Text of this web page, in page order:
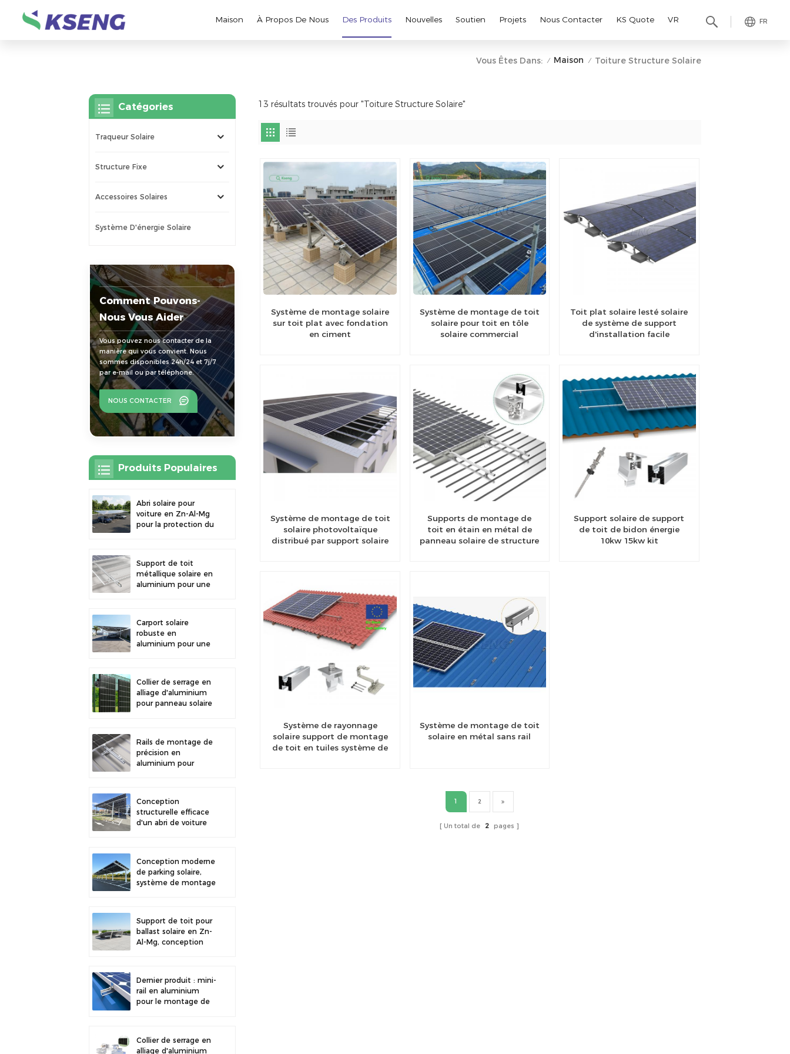
FR
Maison À Propos De Nous Des Produits Nouvelles Soutien Projets Nous Contacter KS Quote VR
Vous Êtes Dans: / Maison / Toiture Structure Solaire
13 résultats trouvés pour "Toiture Structure Solaire"
Système de montage solaire
sur toit plat avec fondation
en ciment
Système de montage de toit
solaire pour toit en tôle
solaire commercial
Toit plat solaire lesté solaire
de système de support
d'installation facile
Système de montage de toit
solaire photovoltaïque
distribué par support solaire
Supports de montage de
toit en étain en métal de
panneau solaire de structure
Support solaire de support
de toit de bidon énergie
10kw 15kw kit
Système de rayonnage
solaire support de montage
de toit en tuiles système de
Système de montage de toit
solaire en métal sans rail
1 2
Un total de 2 pages
Catégories
Traqueur Solaire
Structure Fixe
Accessoires Solaires
Système D'énergie Solaire
Comment Pouvons-
Nous Vous Aider
Vous pouvez nous contacter de la
manière qui vous convient. Nous
sommes disponibles 24h/24 et 7j/7
par e-mail ou par téléphone.
NOUS CONTACTER
Produits Populaires
Abri solaire pour
voiture en Zn-Al-Mg
pour la protection du
solaire
Support de toit
métallique solaire en
aluminium pour une
panneaux
Carport solaire
robuste en
aluminium pour une
du véhicule
Collier de serrage en
alliage d'aluminium
pour panneau solaire
Rails de montage de
précision en
aluminium pour
Conception
structurelle efficace
d'un abri de voiture
accrue
Conception moderne
de parking solaire,
système de montage
résistance
Support de toit pour
ballast solaire en Zn-
Al-Mg, conception
Dernier produit : mini-
rail en aluminium
pour le montage de
Collier de serrage en
alliage d'aluminium